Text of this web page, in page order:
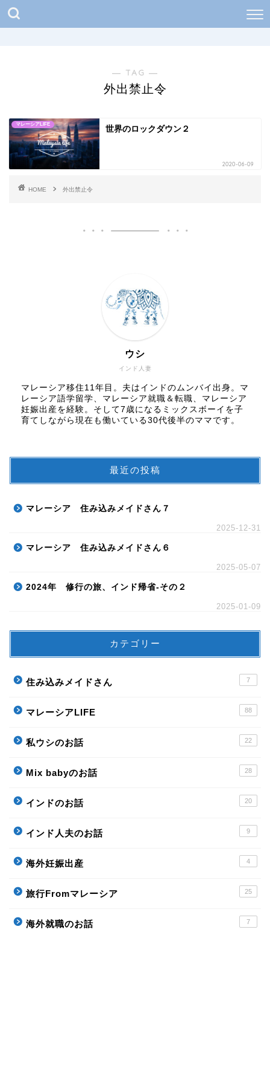
― TAG ―
外出禁止令
マレーシアLIFE 世界のロックダウン２
2020-06-09
HOME 外出禁止令
インド人妻
ウシ
マレーシア移住11年目。夫はインドのムンバイ出身。マ
レーシア語学留学、マレーシア就職＆転職、マレーシア
妊娠出産を経験。そして7歳になるミックスボーイを子
育てしながら現在も働いている30代後半のママです。
最近の投稿
マレーシア 住み込みメイドさん７
2025-12-31
マレーシア 住み込みメイドさん６
2025-05-07
2024年 修行の旅、インド帰省-その２
2025-01-09
カテゴリー
住み込みメイドさん 7
マレーシアLIFE 88
私ウシのお話 22
Mix babyのお話 28
インドのお話 20
インド人夫のお話 9
海外妊娠出産 4
旅行Fromマレーシア 25
海外就職のお話 7